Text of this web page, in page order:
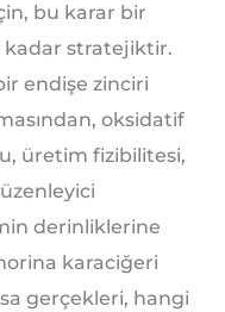
bu karar bir
stratejiktir.
endişe zinciri
oksidatif
üretim fizibilitesi,
derinliklerine
karaciğeri
gerçekleri, hangi